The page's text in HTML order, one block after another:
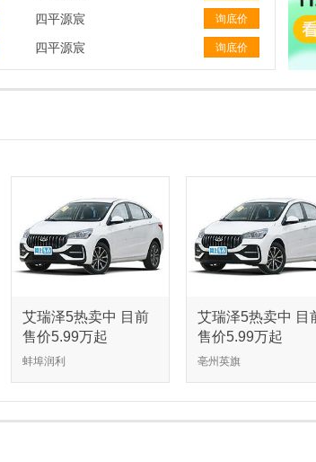
四平源宸 询底价
四平源宸 询底价
艾瑞泽5热卖中 目前
售价5.99万起
蚌埠润利
艾瑞泽5热卖中 目
售价5.99万起
亳州英旗